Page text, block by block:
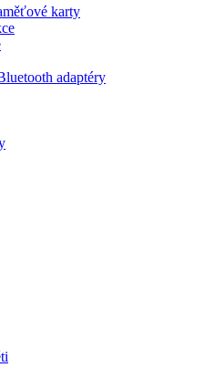
karty
adaptéry